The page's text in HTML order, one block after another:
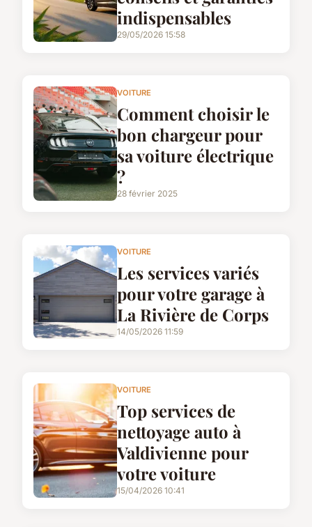
indispensables
29/05/2026 15:58
VOITURE
Comment choisir le
bon chargeur pour
sa voiture électrique
?
28 février 2025
VOITURE
Les services variés
pour votre garage à
La Rivière de Corps
14/05/2026 11:59
VOITURE
Top services de
nettoyage auto à
Valdivienne pour
votre voiture
15/04/2026 10:41